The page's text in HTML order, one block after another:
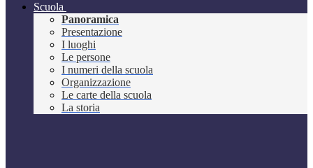
Scuola
Panoramica
Presentazione
I luoghi
Le persone
I numeri della scuola
Organizzazione
Le carte della scuola
La storia